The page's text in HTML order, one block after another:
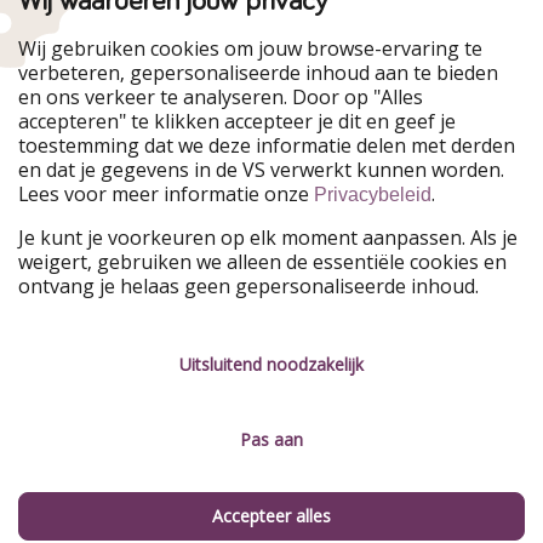
Onze markten
PiratinViaggio
HolidayPirates
WakacyjniPiraci
VoyagesPirates
Ferienpiraten
Urlaubspiraten
Urlaubspiraten
ViajerosPiratas
TravelPirates
HolidayPirates Group
Leer ons kennen Juridisch
Colofon
Beheer services
Wij gebruiken cookies om jouw browse-ervaring te
verbeteren, gepersonaliseerde inhoud aan te bieden
en ons verkeer te analyseren. Door op "Alles
accepteren" te klikken accepteer je dit en geef je
toestemming dat we deze informatie delen met derden
en dat je gegevens in de VS verwerkt kunnen worden.
Lees voor meer informatie onze Privacybeleid.
Je kunt je voorkeuren op elk moment aanpassen. Als je
weigert, gebruiken we alleen de essentiële cookies en
ontvang je helaas geen gepersonaliseerde inhoud.
Uitsluitend noodzakelijk
Pas aan
Accepteer alles